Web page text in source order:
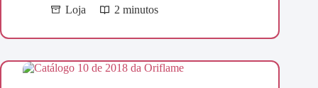
Loja
2 minutos